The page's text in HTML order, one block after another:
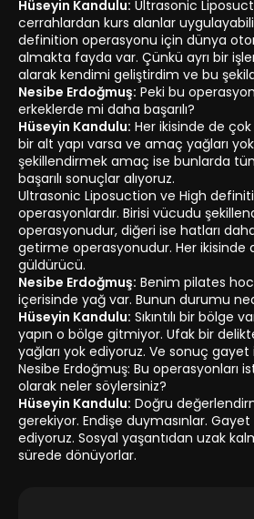
Hüseyin Kandulu: Ultrasonic
cerrahlardan kurs alanlar
definition operasyonu için dünya
almakta fayda var. Çünkü ayrı bir
alarak kendimi geliştirdim ve bu
Nesibe Erdoğmuş: Peki bu
erkeklerde mi daha başarılı?
Hüseyin Kandulu: Her ikisinde de çok
bir alt yapı varsa ve amaç yağları
şekillendirmek amaç ise bunlarda
başarılı sonuçlar alıyoruz.
Ultrasonic Liposuction ve High
operasyonlardır. Birisi vücudu
operasyonudur, diğeri ise hatları
getirme operasyonudur. Her ikisinde
güldürücü.
Nesibe Erdoğmuş: Benim pilates
içerisinde yağ var. Bunun durumu
Hüseyin Kandulu: Sıkıntılı bir bölge
yapın o bölge gitmiyor. Ufak bir
yağları yok ediyoruz. Ve sonuç gayet
Nesibe Erdoğmuş: Bu operasyonları
olarak neler söylersiniz?
Hüseyin Kandulu: Doğru
gerekiyor. Endişe duymasınlar.
ediyoruz. Sosyal yaşantıdan uzak
sürede dönüyorlar.